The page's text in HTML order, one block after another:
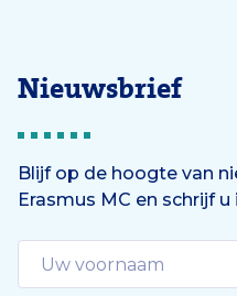
Nieuwsbrief
Blijf op de hoogte van
Erasmus MC en schrijf